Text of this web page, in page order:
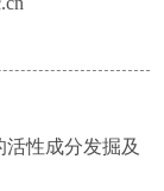
性成分发掘及